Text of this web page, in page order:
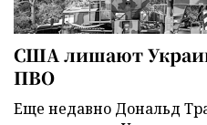
США лишают
ПВО
Еще недавно Дональд